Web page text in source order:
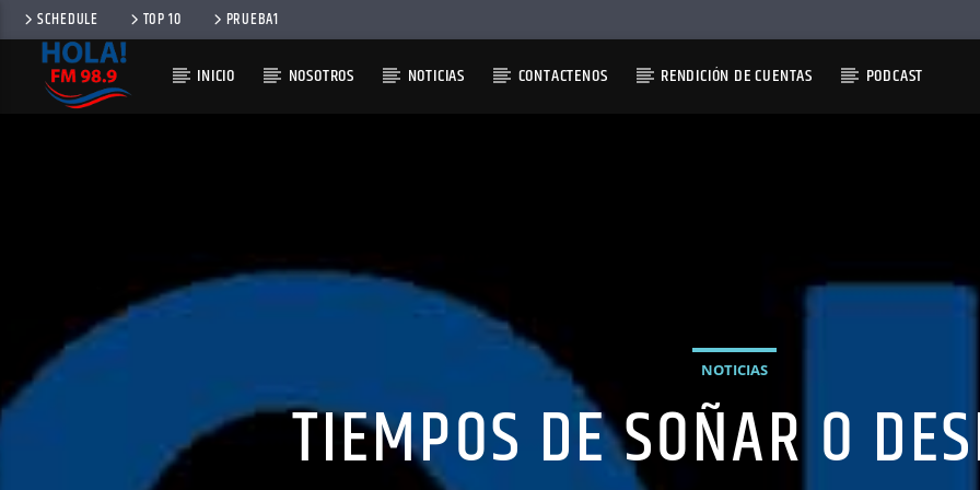
SCHEDULE TOP 10 PRUEBA1
INICIO NOSOTROS NOTICIAS CONTACTENOS RENDICIÓN DE CUENTAS PODCAST
NOTICIAS
TIEMPOS DE SOÑAR O